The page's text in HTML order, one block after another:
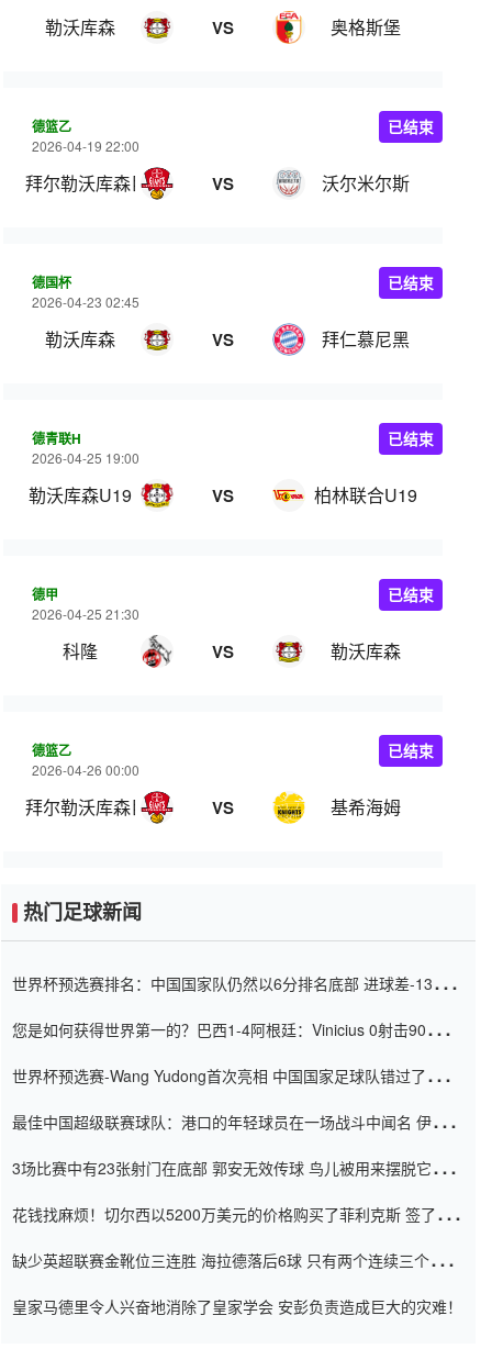
勒沃库森 VS 奥格斯堡
德篮乙
2026-04-19 22:00
拜尔勒沃库森巨人 VS 沃尔米尔斯
已结束
德国杯
2026-04-23 02:45
勒沃库森 VS 拜仁慕尼黑
已结束
德青联H
2026-04-25 19:00
勒沃库森U19 VS 柏林联合U19
已结束
德甲
2026-04-25 21:30
科隆 VS 勒沃库森
已结束
德篮乙
2026-04-26 00:00
拜尔勒沃库森巨人 VS 基希海姆
已结束
热门足球新闻
世界杯预选赛排名：中国国家队仍然以6分排名底部 进球差-13令人
您是如何获得世界第一的？巴西1-4阿根廷：Vinicius 0射击90分钟
世界杯预选赛-Wang Yudong首次亮相 中国国家足球队错过了世界
最佳中国超级联赛球队：港口的年轻球员在一场战斗中闻名 伊万放
3场比赛中有23张射门在底部 郭安无效传球 鸟儿被用来摆脱它
花钱找麻烦！切尔西以5200万美元的价格购买了菲利克斯 签了7年
缺少英超联赛金靴位三连胜 海拉德落后6球 只有两个连续三个连续
皇家马德里令人兴奋地消除了皇家学会 安彭负责造成巨大的灾难！